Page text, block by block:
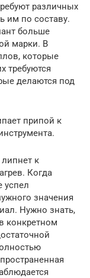
различных
им по составу.
больше
марки. В
которые
требуются
делаются под
припой к
к
Когда
успел
значения
Нужно знать,
конкретном